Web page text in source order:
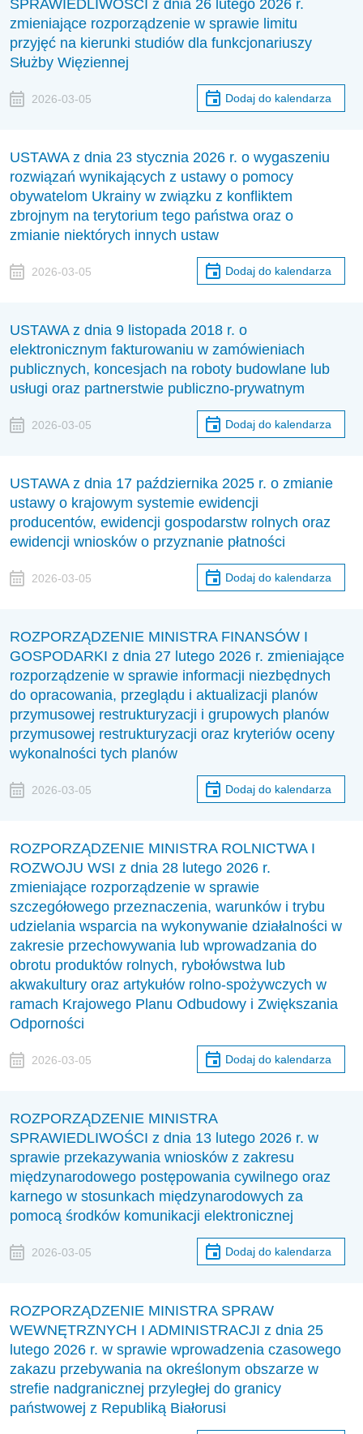
SPRAWIEDLIWOŚCI z dnia 26 lutego 2026 r.
zmieniające rozporządzenie w sprawie limitu
przyjęć na kierunki studiów dla funkcjonariuszy
Służby Więziennej
2026-03-05 Dodaj do kalendarza
USTAWA z dnia 23 stycznia 2026 r. o wygaszeniu
rozwiązań wynikających z ustawy o pomocy
obywatelom Ukrainy w związku z konfliktem
zbrojnym na terytorium tego państwa oraz o
zmianie niektórych innych ustaw
2026-03-05 Dodaj do kalendarza
USTAWA z dnia 9 listopada 2018 r. o
elektronicznym fakturowaniu w zamówieniach
publicznych, koncesjach na roboty budowlane lub
usługi oraz partnerstwie publiczno-prywatnym
2026-03-05 Dodaj do kalendarza
USTAWA z dnia 17 października 2025 r. o zmianie
ustawy o krajowym systemie ewidencji
producentów, ewidencji gospodarstw rolnych oraz
ewidencji wniosków o przyznanie płatności
2026-03-05 Dodaj do kalendarza
ROZPORZĄDZENIE MINISTRA FINANSÓW I
GOSPODARKI z dnia 27 lutego 2026 r. zmieniające
rozporządzenie w sprawie informacji niezbędnych
do opracowania, przeglądu i aktualizacji planów
przymusowej restrukturyzacji i grupowych planów
przymusowej restrukturyzacji oraz kryteriów oceny
wykonalności tych planów
2026-03-05 Dodaj do kalendarza
ROZPORZĄDZENIE MINISTRA ROLNICTWA I
ROZWOJU WSI z dnia 28 lutego 2026 r.
zmieniające rozporządzenie w sprawie
szczegółowego przeznaczenia, warunków i trybu
udzielania wsparcia na wykonywanie działalności w
zakresie przechowywania lub wprowadzania do
obrotu produktów rolnych, rybołówstwa lub
akwakultury oraz artykułów rolno-spożywczych w
ramach Krajowego Planu Odbudowy i Zwiększania
Odporności
2026-03-05 Dodaj do kalendarza
ROZPORZĄDZENIE MINISTRA
SPRAWIEDLIWOŚCI z dnia 13 lutego 2026 r. w
sprawie przekazywania wniosków z zakresu
międzynarodowego postępowania cywilnego oraz
karnego w stosunkach międzynarodowych za
pomocą środków komunikacji elektronicznej
2026-03-05 Dodaj do kalendarza
ROZPORZĄDZENIE MINISTRA SPRAW
WEWNĘTRZNYCH I ADMINISTRACJI z dnia 25
lutego 2026 r. w sprawie wprowadzenia czasowego
zakazu przebywania na określonym obszarze w
strefie nadgranicznej przyległej do granicy
państwowej z Republiką Białorusi